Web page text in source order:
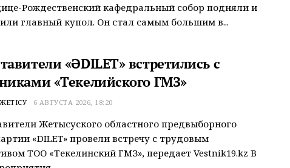
Рождественский кафедральный собор подняли и
главный купол. Он стал самым большим в...
«ӘDILET» встретились с
«Текелийского ГМЗ»
6 АВГУСТА 2026, 18:20
Жетысуского областного предвыборного
«ӘDILET» провели встречу с трудовым
ТОО «Текелинский ГМЗ», передает Vestnik19.kz В